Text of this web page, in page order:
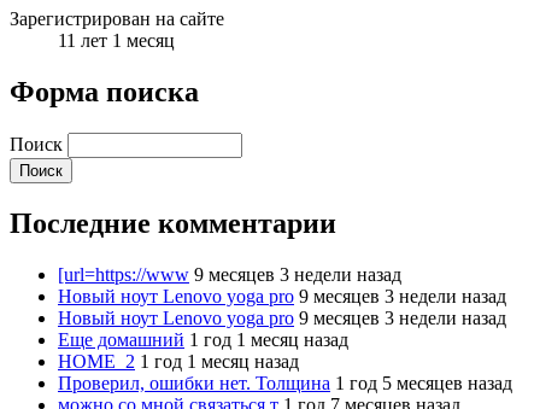
Зарегистрирован на сайте
11 лет 1 месяц
Форма поиска
Поиск
Последние комментарии
[url=https://www 9 месяцев 3 недели назад
Новый ноут Lenovo yoga pro 9 месяцев 3 недели назад
Новый ноут Lenovo yoga pro 9 месяцев 3 недели назад
Еще домашний 1 год 1 месяц назад
HOME_2 1 год 1 месяц назад
Проверил, ошибки нет. Толщина 1 год 5 месяцев назад
можно со мной связаться т 1 год 7 месяцев назад